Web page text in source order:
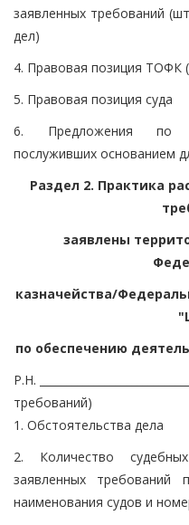
заявленных требований
дел)
4. Правовая позиция
5. Правовая позиция суда
6. Предложения по
послуживших основанием
Раздел 2. Практика
заявлены
казначейства/
по обеспечению
Р.Н.
требований)
1. Обстоятельства дела
2. Количество
заявленных требований
наименования судов и